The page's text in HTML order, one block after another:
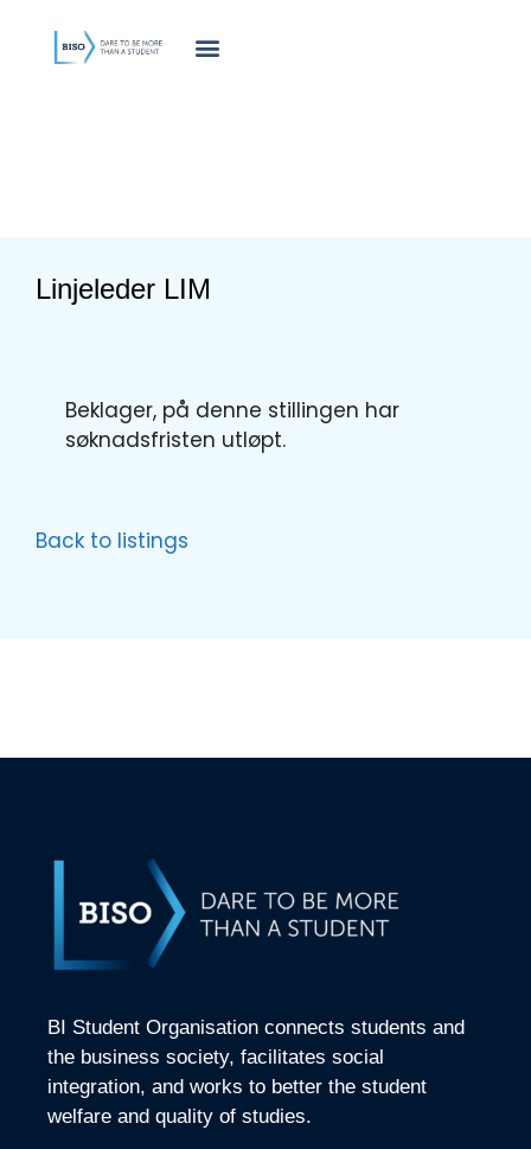
innholdet
Linjeleder LIM
Beklager, på denne stillingen har
søknadsfristen utløpt.
Back to listings
BI Student Organisation connects students and
the business society, facilitates social
integration, and works to better the student
welfare and quality of studies.